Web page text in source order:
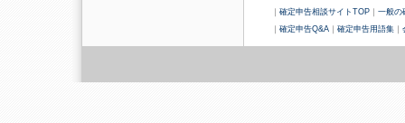
確定申告相談サイトTOP
一般の
確定申告Q&A 確定申告用語集